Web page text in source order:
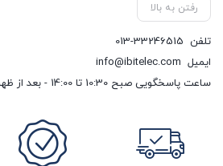
رفتن به بالا
تلفن 013-33246515
ایمیل info@ibitelec.com
ساعت پاسخگویی صبح 10:30 تا 14:00 - بعد از ظهر ساعت 17:00 تا 21:00